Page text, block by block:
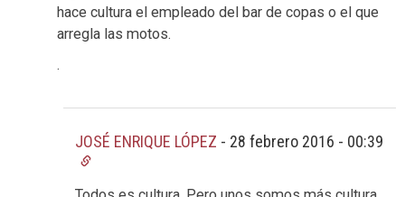
hace cultura el empleado del bar de copas o el que
arregla las motos.
.
JOSÉ ENRIQUE LÓPEZ - 28 febrero 2016 - 00:39